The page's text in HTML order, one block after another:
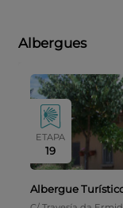
Albergues
ETAPA
19
Albergue